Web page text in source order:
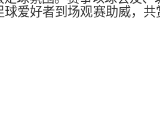
爱好者到场观赛助威，